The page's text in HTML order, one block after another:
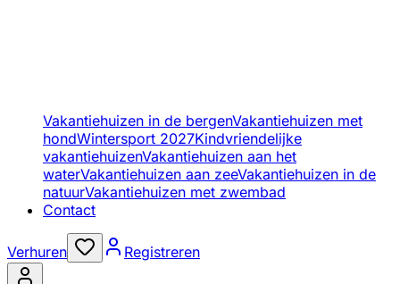
Vakantiehuizen in de bergenVakantiehuizen met
hondWintersport 2027Kindvriendelijke
vakantiehuizenVakantiehuizen aan het
waterVakantiehuizen aan zeeVakantiehuizen in de
natuurVakantiehuizen met zwembad
Contact
Verhuren Registreren